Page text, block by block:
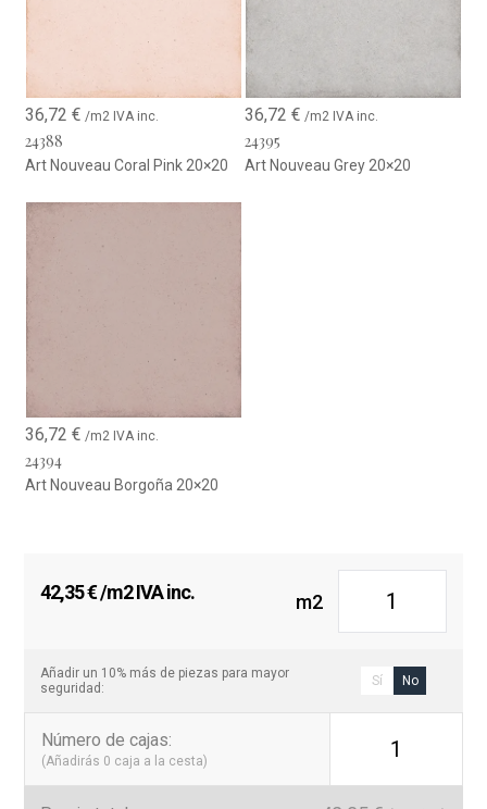
36,72€ /m2 IVA inc.
24388
Art Nouveau Coral Pink 20×20
36,72 € /m2 IVA inc.
24395
Art Nouveau Grey 20×20
36,72€ /m2 IVA inc.
24394
Art Nouveau Borgoña 20×20
42,35€/m2 IVA inc. m2
Añadir un 10% más de piezas para mayor
seguridad:
Sí No
Número de cajas:
(Añadirás 0 caja a la cesta) 1